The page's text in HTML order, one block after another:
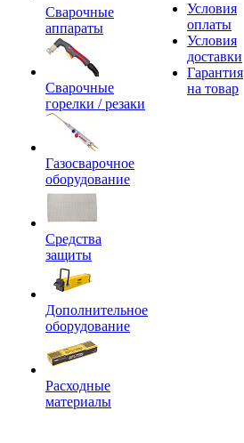
Сварочные
аппараты
Сварочные
горелки / резаки
Газосварочное
оборудование
Средства
защиты
Дополнительное
оборудование
Расходные
материалы
Условия
оплаты
Условия
доставки
Гарантия
на товар